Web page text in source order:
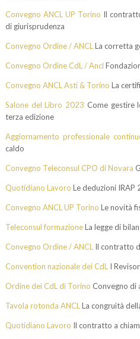
Convegno ANCL UP Torino Il
di giurisprudenza
Convegno Ordine / ANCL La corretta
Convegno Ordine CdL / Ancl
Convegno ANCL Asti & Torino La
Salone del Libro 2023 Come gestire
terza edizione
Aggiornamento professionale
caldo
Convegno Teleconsul CPO di Novara
Quotidiano Lavoro Le deduzioni IRAP
Convegno ANCL UP Torino Le novità
Teleconsul formazioneLa legge di
Convegno Ordine / ANCL Il contratto
Convention nazionale dei CdL I
Ordine dei CdL di Torino Convegno di
Tavola rotonda ANCL La congruità
Quotidiano Lavoro Il contratto a